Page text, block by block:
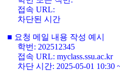
접속 URL:
차단된 시간
■ 요청 메일 내용 작성 예시
학번: 202512345
접속 URL: myclass.ssu.ac.kr
차단 시간: 2025-05-01 10:30